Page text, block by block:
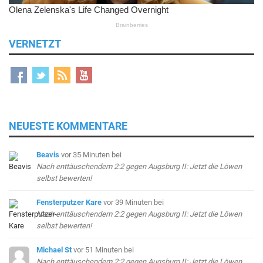
VERNETZT
NEUESTE KOMMENTARE
Beavis vor 35 Minuten bei
Nach enttäuschendem 2:2 gegen Augsburg II: Jetzt die Löwen
selbst bewerten!
Fensterputzer Kare vor 39 Minuten bei
Nach enttäuschendem 2:2 gegen Augsburg II: Jetzt die Löwen
selbst bewerten!
Michael St vor 51 Minuten bei